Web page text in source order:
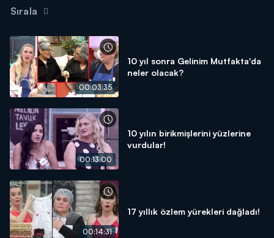
Sırala
00:03:35
10 yıl sonra Gelinim Mutfakta'da
neler olacak?
00:13:00
10 yılın birikmişlerini yüzlerine
vurdular!
00:14:31
17 yıllık özlem yürekleri dağladı!